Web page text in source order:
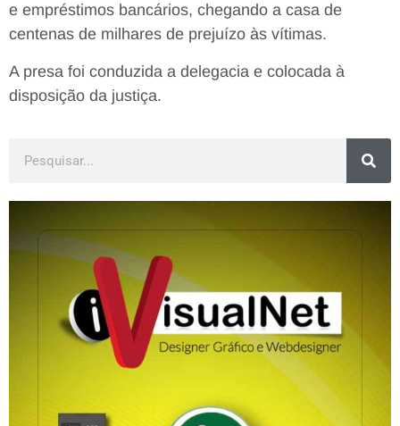
e empréstimos bancários, chegando a casa de
centenas de milhares de prejuízo às vítimas.
A presa foi conduzida a delegacia e colocada à
disposição da justiça.